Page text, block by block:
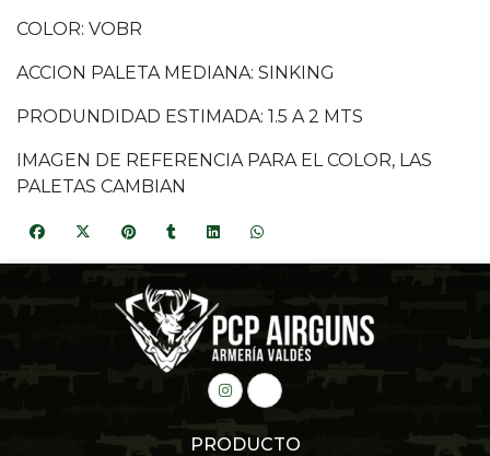
COLOR: VOBR
ACCION PALETA MEDIANA: SINKING
PRODUNDIDAD ESTIMADA: 1.5 A 2 MTS
IMAGEN DE REFERENCIA PARA EL COLOR, LAS
PALETAS CAMBIAN
PRODUCTO